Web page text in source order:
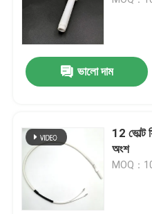
ভালো দাম
12 ভোল্ট
অংশ
MOQ：